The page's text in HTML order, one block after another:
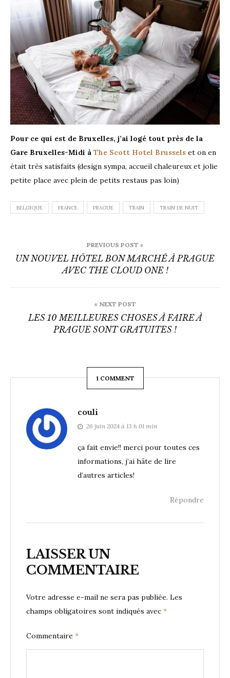
Pour ce qui est de Bruxelles, j’ai logé tout près de la
Gare Bruxelles-Midi à The Scott Hotel Brussels et on en
était très satisfaits (design sympa, accueil chaleureux et jolie
petite place avec plein de petits restaus pas loin)
BELGIQUE FRANCE PRAGUE TRAIN TRAIN DE NUIT
de
l’article
PREVIOUS POST »
UN NOUVEL HÔTEL BON MARCHÉ À PRAGUE
AVEC THE CLOUD ONE !
« NEXT POST
LES 10 MEILLEURES CHOSES À FAIRE À
PRAGUE SONT GRATUITES !
1 COMMENT
couli
26 juin 2024 à 13 h 01 min
ça fait envie!! merci pour toutes ces
informations, j’ai hâte de lire
d’autres articles!
Répondre
LAISSER UN
COMMENTAIRE
Votre adresse e-mail ne sera pas publiée. Les
champs obligatoires sont indiqués avec *
Commentaire *